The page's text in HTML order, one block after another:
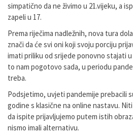
simpatično da ne živimo u 21.vijeku, a
zapeli u 17.
Prema riječima nadležnih, nova tura
znači da će svi oni koji svoju porciju
imati priliku od srijede ponovno stajati
to nam pogotovo sada, u periodu
treba.
Podsjetimo, uvjeti pandemije prebacili
godine s klasične na online nastavu.
da ispite prijavljujemo putem istih
nismo imali alternativu.